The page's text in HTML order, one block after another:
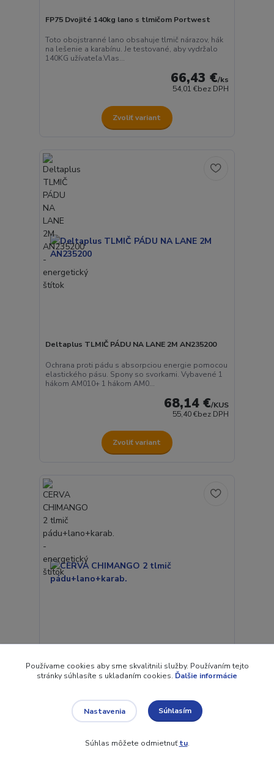
FP75 Dvojité 140kg lano s tlmičom Portwest
Toto obojstranné lano obsahuje tlmič nárazov, hák
na lešenie a karabínu. Je testované, aby vydržalo
140KG užívateľa.Vlas...
66,43 €/ks
54,01 €bez DPH
Zvoliť variant
Deltaplus TLMIČ PÁDU NA LANE 2M AN235200
Ochrana proti pádu s absorpciou energie pomocou
elastického pásu. Spony so svorkami. Vybavené 1
hákom AM010+ 1 hákom AM0...
68,14 €/KUS
55,40 €bez DPH
Zvoliť variant
CERVA CHIMANGO 2 tlmič pádu+lano+karab.
popruhu a tlmiča energie, ktorý obmedzuje silu
nárazu pod 6 kN. Fyzicky spája...
56,55 €
Používame cookies aby sme skvalitnili služby. Používaním tejto
stránky súhlasíte s ukladaním cookies. Ďalšie informácie
Nastavenia Súhlasím
Súhlas môžete odmietnuťtu.